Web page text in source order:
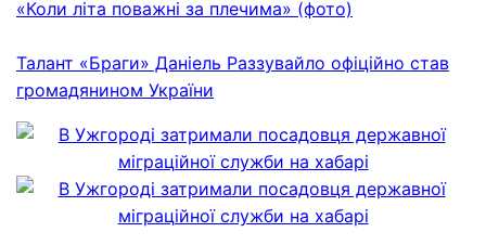
«Коли літа поважні за плечима» (фото)
Талант «Браги» Даніель Раззувайло офіційно став
громадянином України